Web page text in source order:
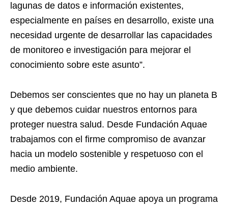
lagunas de datos e información existentes,
especialmente en países en desarrollo, existe una
necesidad urgente de desarrollar las capacidades
de monitoreo e investigación para mejorar el
conocimiento sobre este asunto”.
Debemos ser conscientes que no hay un planeta B
y que debemos cuidar nuestros entornos para
proteger nuestra salud. Desde Fundación Aquae
trabajamos con el firme compromiso de avanzar
hacia un modelo sostenible y respetuoso con el
medio ambiente.
Desde 2019, Fundación Aquae apoya un programa